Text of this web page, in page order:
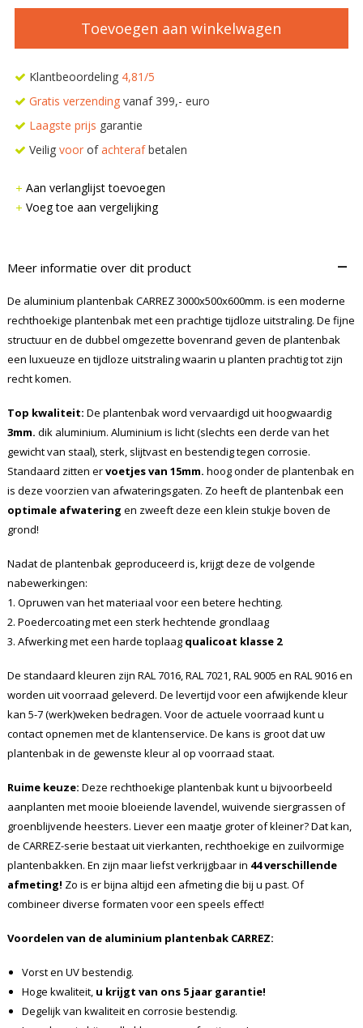
Toevoegen aan winkelwagen
Klantbeoordeling 4,81/5
Gratis verzendingvanaf 399,- euro
Laagste prijs garantie
Veilig voorofachterafbetalen
Aan verlanglijst toevoegen
Voeg toe aan vergelijking
Meer informatie over dit product –
De aluminium plantenbak CARREZ 3000x500x600mm. is een moderne
rechthoekige plantenbak met een prachtige tijdloze uitstraling. De fijne
structuur en de dubbel omgezette bovenrand geven de plantenbak
een luxueuze en tijdloze uitstraling waarin u planten prachtig tot zijn
recht komen.
Top kwaliteit: De plantenbak word vervaardigd uit hoogwaardig
3mm. dik aluminium. Aluminium is licht (slechts een derde van het
gewicht van staal), sterk, slijtvast en bestendig tegen corrosie.
Standaard zitten ervoetjes van 15mm. hoog onder de plantenbak en
is deze voorzien van afwateringsgaten. Zo heeft de plantenbak een
optimale afwatering en zweeft deze een klein stukje boven de
grond!
Nadat de plantenbak geproduceerd is, krijgt deze de volgende
nabewerkingen:
1. Opruwen van het materiaal voor een betere hechting.
2. Poedercoating met een sterk hechtende grondlaag
3. Afwerking met een harde toplaag qualicoat klasse 2
De standaard kleuren zijn RAL 7016, RAL 7021, RAL 9005 en RAL 9016 en
worden uit voorraad geleverd. De levertijd voor een afwijkende kleur
kan 5-7 (werk)weken bedragen. Voor de actuele voorraad kunt u
contact opnemen met de klantenservice. De kans is groot dat uw
plantenbak in de gewenste kleur al op voorraad staat.
Ruime keuze: Deze rechthoekige plantenbak kunt u bijvoorbeeld
aanplanten met mooie bloeiende lavendel, wuivende siergrassen of
groenblijvende heesters. Liever een maatje groter of kleiner? Dat kan,
de CARREZ-serie bestaat uit vierkanten, rechthoekige en zuilvormige
plantenbakken. En zijn maar liefst verkrijgbaar in 44 verschillende
afmeting! Zo is er bijna altijd een afmeting die bij u past. Of
combineer diverse formaten voor een speels effect!
Voordelen van de aluminium plantenbak CARREZ:
Vorst en UV bestendig.
Hoge kwaliteit, u krijgt van ons 5 jaar garantie!
Degelijk van kwaliteit en corrosie bestendig.